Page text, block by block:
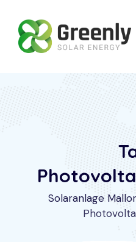
content
Solaranlage